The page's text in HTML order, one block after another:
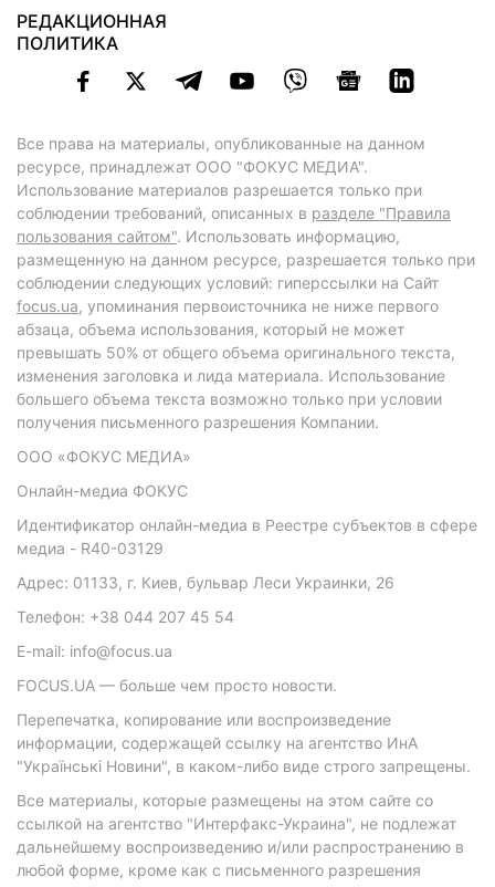
РЕДАКЦИОННАЯ
ПОЛИТИКА
Все права на материалы, опубликованные на данном
ресурсе, принадлежат ООО "ФОКУС МЕДИА".
Использование материалов разрешается только при
соблюдении требований, описанных в разделе "Правила
пользования сайтом". Использовать информацию,
размещенную на данном ресурсе, разрешается только при
соблюдении следующих условий: гиперссылки на Сайт
focus.ua, упоминания первоисточника не ниже первого
абзаца, объема использования, который не может
превышать 50% от общего объема оригинального текста,
изменения заголовка и лида материала. Использование
большего объема текста возможно только при условии
получения письменного разрешения Компании.
ООО «ФОКУС МЕДИА»
Онлайн-медиа ФОКУС
Идентификатор онлайн-медиа в Реестре субъектов в сфере
медиа - R40-03129
Адрес: 01133, г. Киев, бульвар Леси Украинки, 26
Телефон: +38 044 207 45 54
E-mail: info@focus.ua
FOCUS.UA — больше чем просто новости.
Перепечатка, копирование или воспроизведение
информации, содержащей ссылку на агентство ИнА
"Українські Новини", в каком-либо виде строго запрещены.
Все материалы, которые размещены на этом сайте со
ссылкой на агентство "Интерфакс-Украина", не подлежат
дальнейшему воспроизведению и/или распространению в
любой форме, кроме как с письменного разрешения